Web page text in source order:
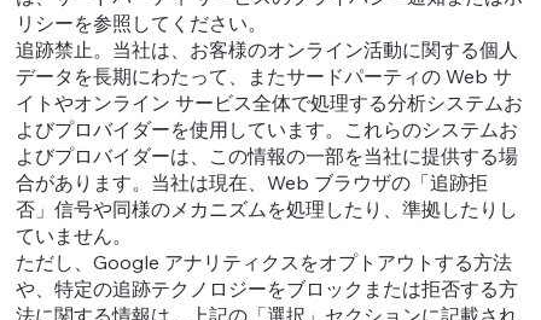
リシーを参照してください。
追跡禁止。当社は、お客様のオンライン活動に関する個人
データを長期にわたって、またサードパーティの Web サ
イトやオンライン サービス全体で処理する分析システムお
よびプロバイダーを使用しています。これらのシステムお
よびプロバイダーは、この情報の一部を当社に提供する場
合があります。当社は現在、Web ブラウザの「追跡拒
否」信号や同様のメカニズムを処理したり、準拠したりし
ていません。
ただし、Google アナリティクスをオプトアウトする方法
や、特定の追跡テクノロジーをブロックまたは拒否する方